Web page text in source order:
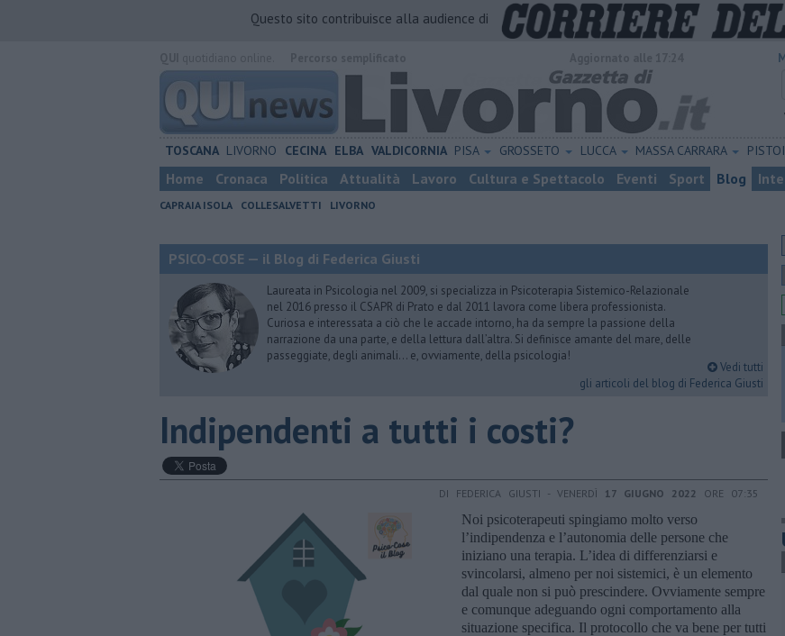
Questo sito contribuisce alla audience di
TOSCANA LIVORNO CECINA ELBA VALDICORNIA PISA GROSSETO LUCCA MASSA CARRARA
Home Cronaca Politica Attualità Lavoro Cultura e Spettacolo Eventi Sport Blog
CAPRAIA ISOLA COLLESALVETTI LIVORNO
PSICO-COSE — il Blog di Federica Giusti
Laureata in Psicologia nel 2009, si specializza in Psicoterapia Sistemico-Relazionale
nel 2016 presso il CSAPR di Prato e dal 2011 lavora come libera professionista.
Curiosa e interessata a ciò che le accade intorno, ha da sempre la passione della
narrazione da una parte, e della lettura dall’altra. Si definisce amante del mare, delle
passeggiate, degli animali… e, ovviamente, della psicologia!
Vedi tutti
gli articoli del blog di Federica Giusti
​Indipendenti a tutti i costi?
DI FEDERICA GIUSTI - VENERDÌ 17 GIUGNO 2022 ORE 07:35
Noi psicoterapeuti spingiamo molto verso
l’indipendenza e l’autonomia delle persone che
iniziano una terapia. L’idea di differenziarsi e
svincolarsi, almeno per noi sistemici, è un elemento
dal quale non si può prescindere. Ovviamente sempre
e comunque adeguando ogni comportamento alla
situazione specifica. Il protocollo che va bene per tutti